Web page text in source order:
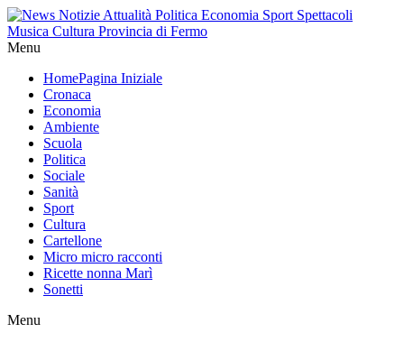
Menu
HomePagina Iniziale
Cronaca
Economia
Ambiente
Scuola
Politica
Sociale
Sanità
Sport
Cultura
Cartellone
Micro micro racconti
Ricette nonna Marì
Sonetti
Menu